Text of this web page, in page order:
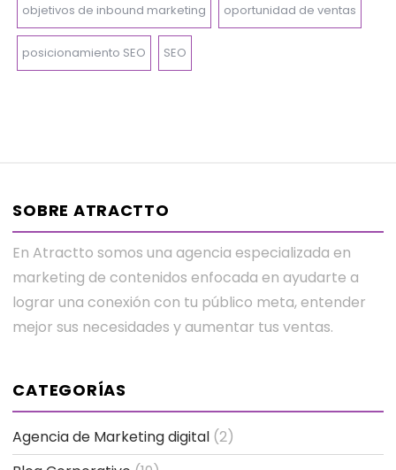
objetivos de inbound marketing oportunidad de ventas
posicionamiento SEO SEO
SOBRE ATRACTTO
En Atractto somos una agencia especializada en
marketing de contenidos enfocada en ayudarte a
lograr una conexión con tu público meta, entender
mejor sus necesidades y aumentar tus ventas.
CATEGORÍAS
Agencia de Marketing digital (2)